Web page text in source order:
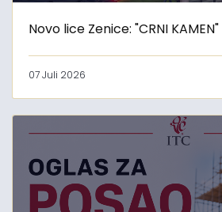
Novo lice Zenice: "CRNI KAMEN"
07 Juli 2026